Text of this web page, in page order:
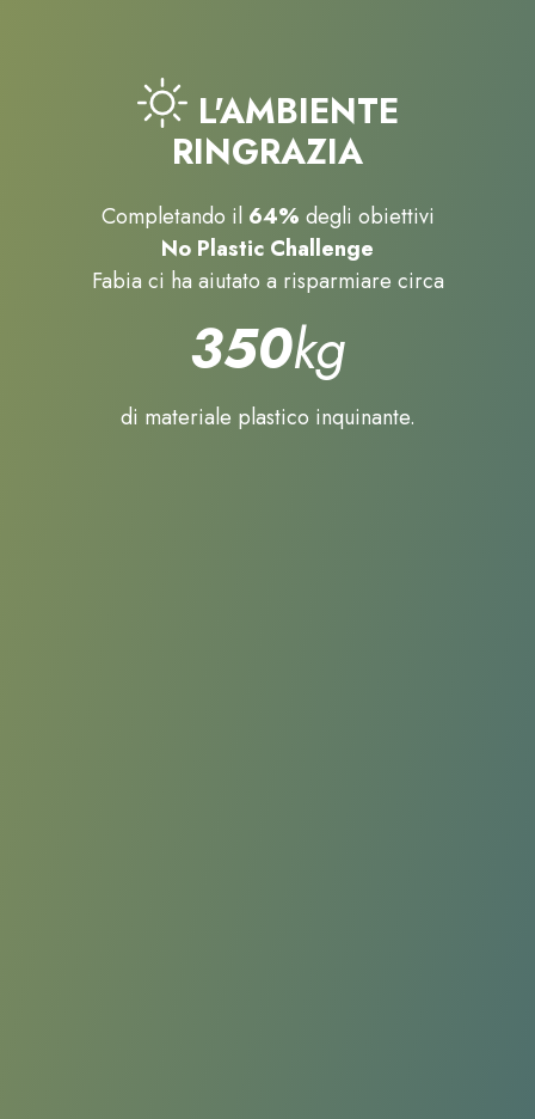
L'AMBIENTE
RINGRAZIA
Completando il 64% degli obiettivi
No Plastic Challenge
Fabia ci ha aiutato a risparmiare circa
350kg
di materiale plastico inquinante.